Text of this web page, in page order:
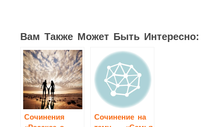
Вам Также Может Быть Интересно:
Сочинения
Сочинение на